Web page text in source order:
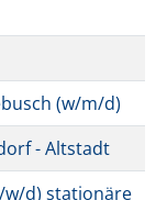
(w/m/d)
- Altstadt
w/d) stationäre